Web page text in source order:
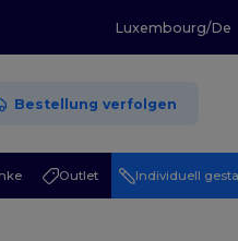
Luxembourg/De
Bestellung verfolgen
Outlet Individuell